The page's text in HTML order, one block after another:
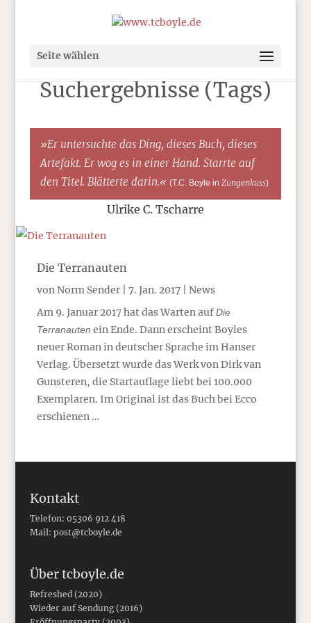
Seite wählen
Suchergebnisse (Tags)
»Er untersuchte das Ding, dieses Buch, dieses
Artefakt. Er wog es in einer Hand. Starrte auf
den Titel. Blätterte darin.« (T.C. Boyle in Zungenkuss)
Ulrike C. Tscharre
Die Terranauten
vonNorm Sender| 7. Jan. 2017| News
Am 9. Januar 2017 hat das Warten aufDie
Terranauten ein Ende. Dann erscheint Boyles
neuer Roman in deutscher Sprache im Hanser
Verlag. Übersetzt wurde das Werk von Dirk van
Gunsteren, die Startauflage liebt bei 100.000
Exemplaren. Im Original ist das Buch bei Ecco
erschienen …
Kontakt
Telefon: 05306 912 418
Mail: post@tcboyle.de
Über tcboyle.de
Refreshed (2020)
Wieder auf Sendung (2016)